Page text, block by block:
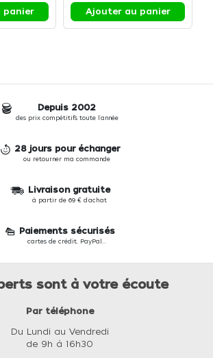
panier Ajouter au panier
Depuis 2002
des prix compétitifs toute l'année
28 jours pour échanger
ou retourner ma commande
Livraison gratuite
à partir de 69 € d'achat
Paiements sécurisés
cartes de crédit, PayPal...
sont à votre écoute
Par téléphone
Du Lundi au Vendredi
de 9h à 16h30